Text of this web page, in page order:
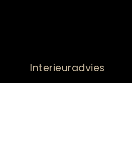
Interieuradvies